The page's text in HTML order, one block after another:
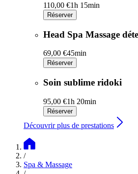
110,00 €1h 15min
Réserver
Head Spa Massage
69,00 €45min
Réserver
Soin sublime ridoki
95,00 €1h 20min
Réserver
Découvrir plus de prestations
/
Spa & Massage